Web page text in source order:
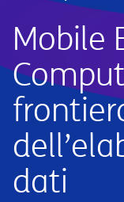
Mobile
dati